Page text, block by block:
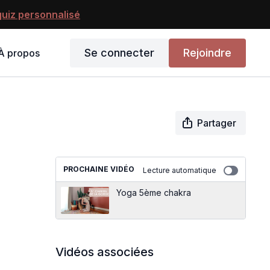
personnalisé
propos Se connecter Rejoindre
Partager
PROCHAINE VIDÉO Lecture automatique
Yoga 5ème chakra
Vidéos associées